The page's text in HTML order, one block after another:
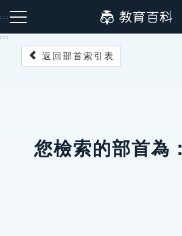
到
主
:::
:::
返回部首索引表
您檢索的部首為：